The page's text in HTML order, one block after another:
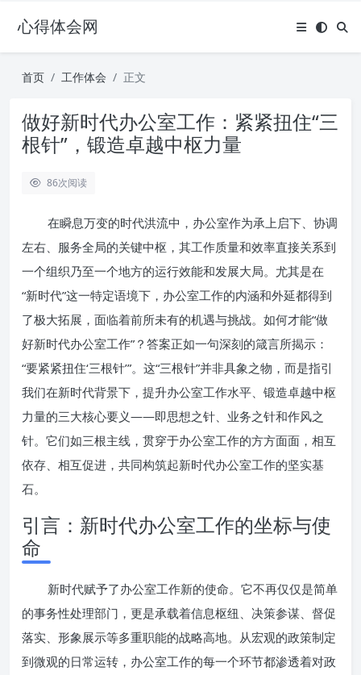
心得体会网
首页 工作体会 正文
做好新时代办公室工作：紧紧扭住“三
根针”，锻造卓越中枢力量
86次阅读
在瞬息万变的时代洪流中，办公室作为承上启下、协调
左右、服务全局的关键中枢，其工作质量和效率直接关系到
一个组织乃至一个地方的运行效能和发展大局。尤其是在
“新时代”这一特定语境下，办公室工作的内涵和外延都得到
了极大拓展，面临着前所未有的机遇与挑战。如何才能“做
好新时代办公室工作”？答案正如一句深刻的箴言所揭示：
“要紧紧扭住‘三根针’”。这“三根针”并非具象之物，而是指引
我们在新时代背景下，提升办公室工作水平、锻造卓越中枢
力量的三大核心要义——即思想之针、业务之针和作风之
针。它们如三根主线，贯穿于办公室工作的方方面面，相互
依存、相互促进，共同构筑起新时代办公室工作的坚实基
石。
引言：新时代办公室工作的坐标与使
命
新时代赋予了办公室工作新的使命。它不再仅仅是简单
的事务性处理部门，更是承载着信息枢纽、决策参谋、督促
落实、形象展示等多重职能的战略高地。从宏观的政策制定
到微观的日常运转，办公室工作的每一个环节都渗透着对政